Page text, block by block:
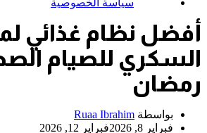
سياسة الخصوصية
أفضل نظام غذائي
السكري للصيام
رمضان
بواسطة Ruaa Ibrahim
فبراير 8, 2026
فبراير 12, 2026